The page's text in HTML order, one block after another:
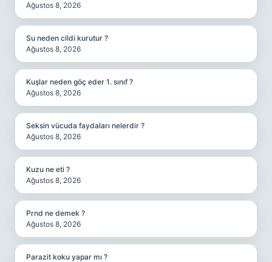
Ağustos 8, 2026
Su neden cildi kurutur ?
Ağustos 8, 2026
Kuşlar neden göç eder 1. sınıf ?
Ağustos 8, 2026
Seksin vücuda faydaları nelerdir ?
Ağustos 8, 2026
Kuzu ne eti ?
Ağustos 8, 2026
Prnd ne demek ?
Ağustos 8, 2026
Parazit koku yapar mı ?